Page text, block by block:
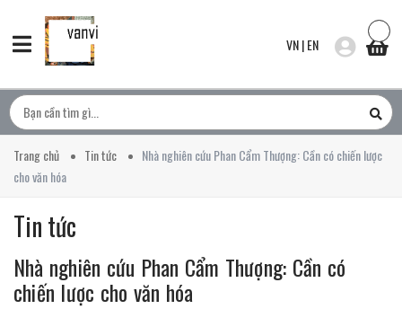
VN|EN
Trang chủ Tin tức
Nhà nghiên cứu Phan Cẩm Thượng: Cần có chiến lược
cho văn hóa
Tin tức
Nhà nghiên cứu Phan Cẩm Thượng: Cần có
chiến lược cho văn hóa